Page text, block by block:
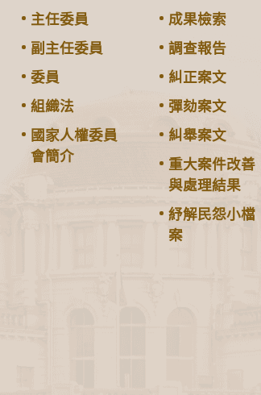
主任委員
副主任委員
委員
組織法
國家人權委員
會簡介
成果檢索
調查報告
糾正案文
彈劾案文
糾舉案文
重大案件改善
與處理結果
紓解民怨小檔
案